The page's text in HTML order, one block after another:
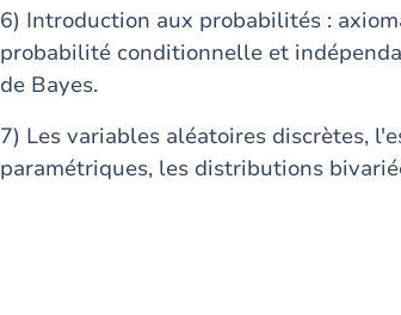
6) Introduction aux probabilités :
probabilité conditionnelle et
de Bayes.
7) Les variables aléatoires discrètes,
paramétriques, les distributions